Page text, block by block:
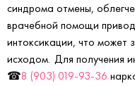
синдрома отмены,
врачебной помощи
интоксикации, что может
исходом. Для получения
☎8 (903) 019-93-36